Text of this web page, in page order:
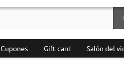
Cupones Gift card Salón del